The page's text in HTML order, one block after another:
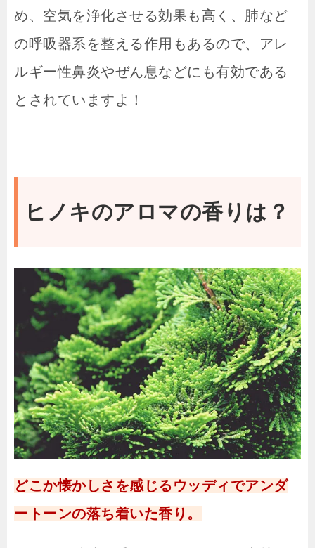
め、空気を浄化させる効果も高く、肺など
の呼吸器系を整える作用もあるので、アレ
ルギー性鼻炎やぜん息などにも有効である
とされていますよ！
ヒノキのアロマの香りは？
どこか懐かしさを感じるウッディでアンダ
ートーンの落ち着いた香り。